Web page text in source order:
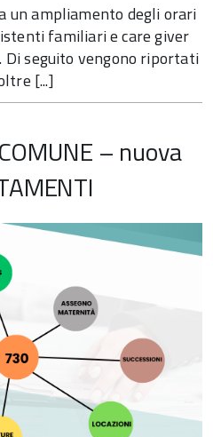
un ampliamento degli orari
familiari e care giver
Di seguito vengono riportati
[...]
– nuova